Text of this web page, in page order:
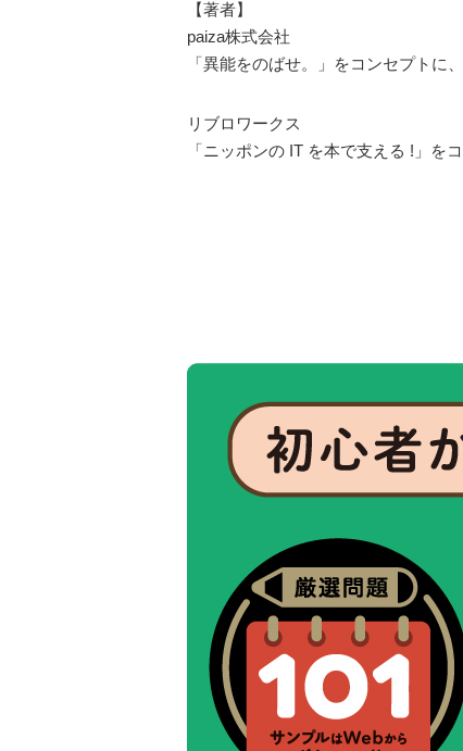
【著者】
paiza株式会社
「異能をのばせ。」をコンセプトに
リブロワークス
「ニッポンの IT を本で支える !」を